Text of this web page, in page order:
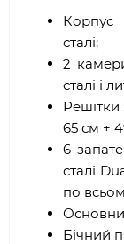
Корпус
сталі;
2
сталі і
Решітки
65 см +
6
сталі
по
Бічний